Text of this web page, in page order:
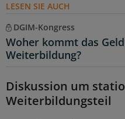
LESEN SIE AUCH
DGIM-Kongress
Woher kommt das
Weiterbildung?
Diskussion um
Weiterbildungsteil